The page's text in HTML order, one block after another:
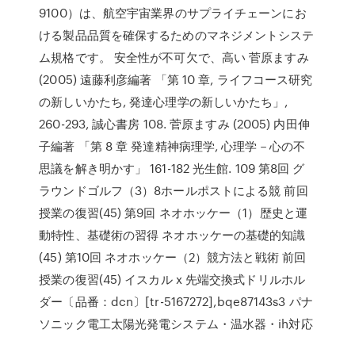
9100）は、航空宇宙業界のサプライチェーンにお
ける製品品質を確保するためのマネジメントシステ
ム規格です。 安全性が不可欠で、高い 菅原ますみ
(2005) 遠藤利彦編著 「第 10 章, ライフコース研究
の新しいかたち, 発達心理学の新しいかたち」,
260-293, 誠心書房 108. 菅原ますみ (2005) 内田伸
子編著 「第 8 章 発達精神病理学, 心理学－心の不
思議を解き明かす」 161-182 光生館. 109 第8回 グ
ラウンドゴルフ（3）8ホールポストによる競 前回
授業の復習(45) 第9回 ネオホッケー（1）歴史と運
動特性、基礎術の習得 ネオホッケーの基礎的知識
(45) 第10回 ネオホッケー（2）競方法と戦術 前回
授業の復習(45) イスカル x 先端交換式ドリルホル
ダー〔品番：dcn〕[tr-5167272],bqe87143s3 パナ
ソニック電工太陽光発電システム・温水器・ih対応